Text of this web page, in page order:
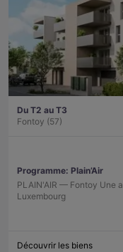
Du T2 au T3
Fontoy (57)
Programme: Plain’Air
PLAIN'AIR — Fontoy Une
Luxembourg
Découvrir les biens